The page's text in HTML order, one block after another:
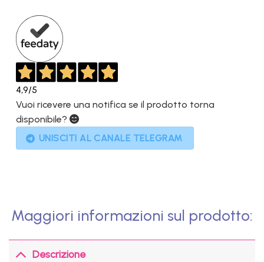
4,9/5
Vuoi ricevere una notifica se il prodotto torna
disponibile?
UNISCITI AL CANALE TELEGRAM
Maggiori informazioni sul prodotto:
Descrizione